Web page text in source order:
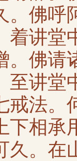
。佛呼
着讲堂
。佛请
至讲堂
戒法。
下相承
久。在